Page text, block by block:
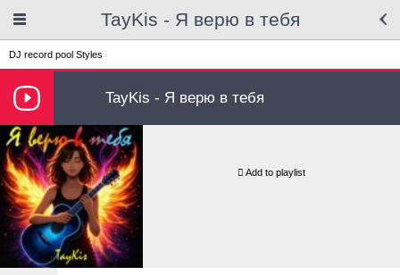
TayKis - Я верю в тебя
DJ record pool Styles
TayKis - Я верю в тебя
Add to playlist